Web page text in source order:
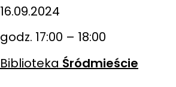
16.09.2024
godz. 17:00 – 18:00
Biblioteka Śródmieście